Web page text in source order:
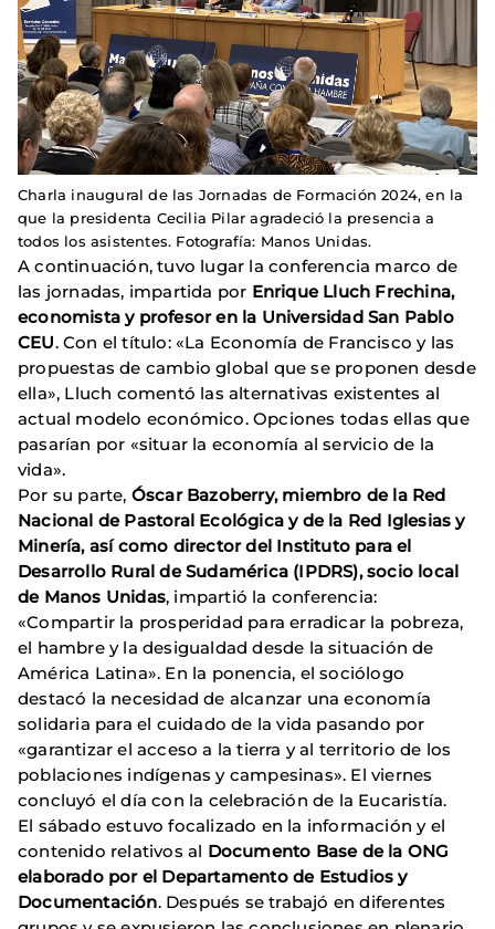
Charla inaugural de las Jornadas de Formación 2024, en la
que la presidenta Cecilia Pilar agradeció la presencia a
todos los asistentes. Fotografía: Manos Unidas.
A continuación, tuvo lugar la conferencia marco de
las jornadas, impartida por Enrique Lluch Frechina,
economista y profesor en la Universidad San Pablo
CEU. Con el título: «La Economía de Francisco y las
propuestas de cambio global que se proponen desde
ella», Lluch comentó las alternativas existentes al
actual modelo económico. Opciones todas ellas que
pasarían por «situar la economía al servicio de la
vida».
Por su parte, Óscar Bazoberry, miembro de la Red
Nacional de Pastoral Ecológica y de la Red Iglesias y
Minería, así como director del Instituto para el
Desarrollo Rural de Sudamérica (IPDRS), socio local
de Manos Unidas, impartió la conferencia:
«Compartir la prosperidad para erradicar la pobreza,
el hambre y la desigualdad desde la situación de
América Latina». En la ponencia, el sociólogo
destacó la necesidad de alcanzar una economía
solidaria para el cuidado de la vida pasando por
«garantizar el acceso a la tierra y al territorio de los
poblaciones indígenas y campesinas». El viernes
concluyó el día con la celebración de la Eucaristía.
El sábado estuvo focalizado en la información y el
contenido relativos al Documento Base de la ONG
elaborado por el Departamento de Estudios y
Documentación. Después se trabajó en diferentes